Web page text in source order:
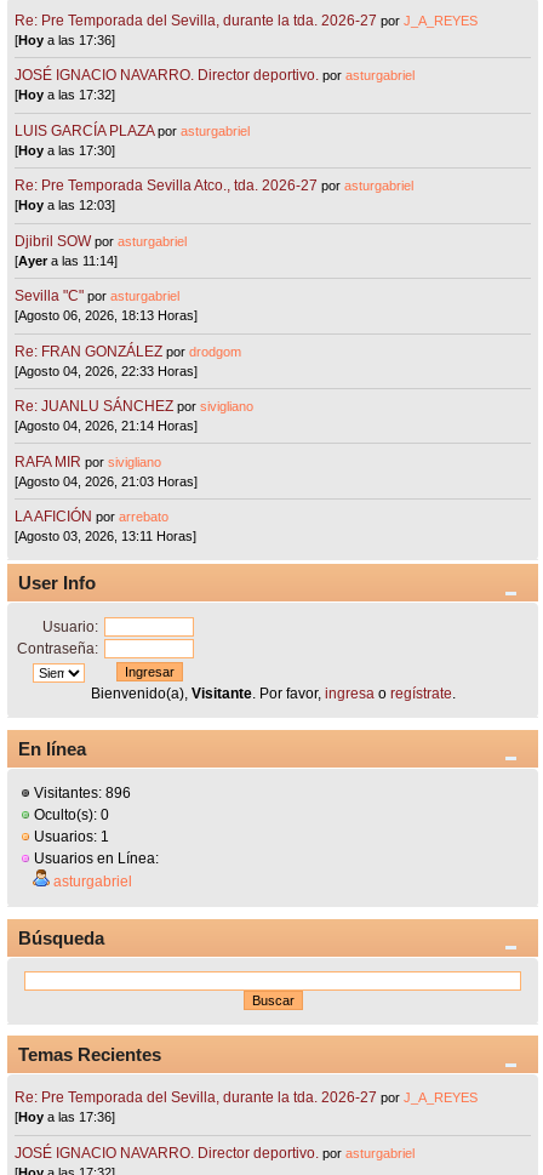
Re: Pre Temporada del Sevilla, durante la tda. 2026-27 porJ_A_REYES
[Hoy a las 17:36]
JOSÉ IGNACIO NAVARRO. Director deportivo. porasturgabriel
[Hoy a las 17:32]
LUIS GARCÍA PLAZA porasturgabriel
[Hoy a las 17:30]
Re: Pre Temporada Sevilla Atco., tda. 2026-27 porasturgabriel
[Hoy a las 12:03]
Djibril SOW porasturgabriel
[Ayera las 11:14]
Sevilla "C"porasturgabriel
[Agosto 06, 2026, 18:13 Horas]
Re: FRAN GONZÁLEZ pordrodgom
[Agosto 04, 2026, 22:33 Horas]
Re: JUANLU SÁNCHEZ porsivigliano
[Agosto 04, 2026, 21:14 Horas]
RAFA MIR porsivigliano
[Agosto 04, 2026, 21:03 Horas]
LA AFICIÓN porarrebato
[Agosto 03, 2026, 13:11 Horas]
User Info
Usuario:
Contraseña:
Bienvenido(a), Visitante. Por favor, ingresao regístrate.
En línea
Visitantes: 896
Oculto(s): 0
Usuarios: 1
Usuarios en Línea:
asturgabriel
Búsqueda
Temas Recientes
Re: Pre Temporada del Sevilla, durante la tda. 2026-27 porJ_A_REYES
[Hoy a las 17:36]
JOSÉ IGNACIO NAVARRO. Director deportivo. porasturgabriel